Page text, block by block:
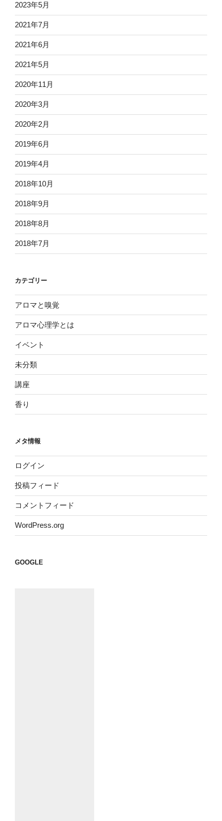
2023年5月
2021年7月
2021年6月
2021年5月
2020年11月
2020年3月
2020年2月
2019年6月
2019年4月
2018年10月
2018年9月
2018年8月
2018年7月
カテゴリー
アロマと嗅覚
アロマ心理学とは
イベント
未分類
講座
香り
メタ情報
ログイン
投稿フィード
コメントフィード
WordPress.org
GOOGLE